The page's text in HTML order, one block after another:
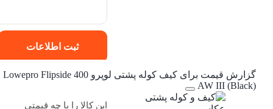
ثبت اطلاعات
گزارش قیمت برای کیف کوله پشتی لوپرو Lowepro Flipside 400
AW III (Black)
این کالا را با چه قیمتی